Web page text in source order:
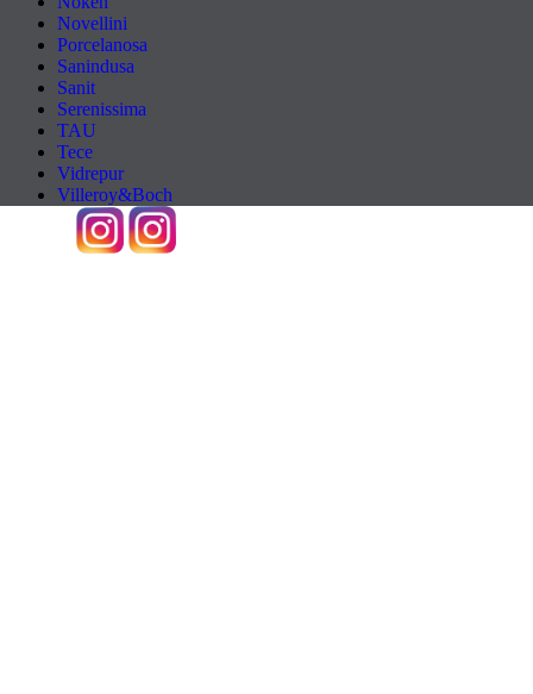
Novellini
Porcelanosa
Sanindusa
Sanit
Serenissima
TAU
Tece
Vidrepur
Villeroy&Boch